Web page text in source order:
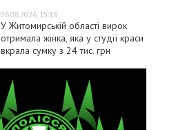
06.08.2026, 15:18
У Житомирській області вирок
отримала жінка, яка у студії краси
вкрала сумку з 24 тис. грн